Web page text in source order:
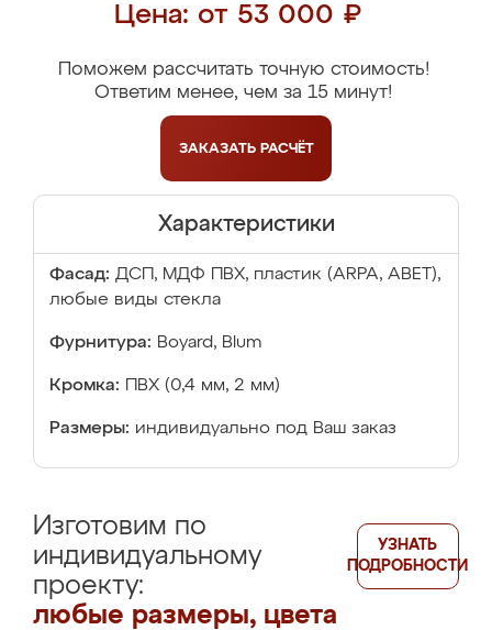
Цена: от 53 000 ₽
Поможем рассчитать точную стоимость!
Ответим менее, чем за 15 минут!
ЗАКАЗАТЬ РАСЧЁТ
Характеристики
Фасад: ДСП, МДФ ПВХ, пластик (ARPA, ABET),
любые виды стекла
Фурнитура: Boyard, Blum
Кромка: ПВХ (0,4 мм, 2 мм)
Размеры: индивидуально под Ваш заказ
Изготовим по
индивидуальному
проекту:
любые размеры, цвета
УЗНАТЬ
ПОДРОБНОСТИ